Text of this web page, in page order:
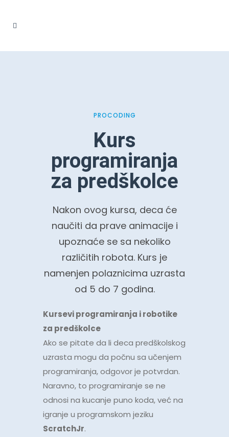
PROCODING
Kurs
programiranja
za predškolce
Nakon ovog kursa, deca će
naučiti da prave animacije i
upoznaće se sa nekoliko
različitih robota. Kurs je
namenjen polaznicima uzrasta
od 5 do 7 godina.
Kursevi programiranja i robotike
za predškolce
Ako se pitate da li deca predškolskog
uzrasta mogu da počnu sa učenjem
programiranja, odgovor je potvrdan.
Naravno, to programiranje se ne
odnosi na kucanje puno koda, već na
igranje u programskom jeziku
ScratchJr.